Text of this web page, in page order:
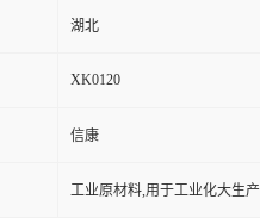
湖北
XK0120
信康
工业原材料,用于工业化大生产